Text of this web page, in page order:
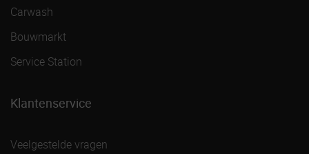
Carwash
Bouwmarkt
Service Station
Klantenservice
Veelgestelde vragen